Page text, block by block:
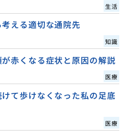
生活
える適切な通院先
知識
赤くなる症状と原因の解説
医療
て歩けなくなった私の足底
医療